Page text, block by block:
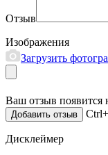
Отзыв
Изображения
Загрузить
Ваш отзыв появится
Дисклеймер